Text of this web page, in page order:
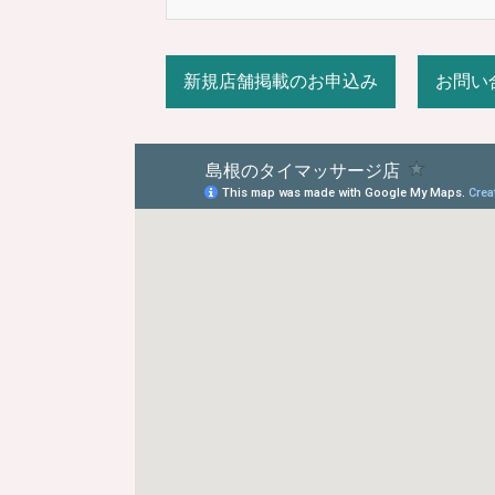
新規店舗掲載のお申込み お問い